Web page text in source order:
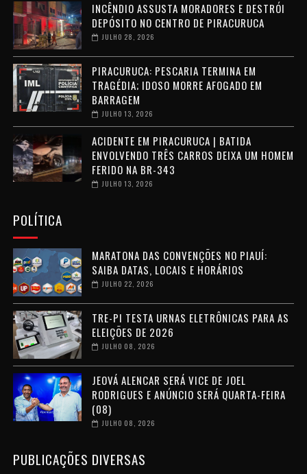
INCÊNDIO ASSUSTA MORADORES E DESTRÓI
DEPÓSITO NO CENTRO DE PIRACURUCA
JULHO 28, 2026
PIRACURUCA: PESCARIA TERMINA EM
TRAGÉDIA; IDOSO MORRE AFOGADO EM
BARRAGEM
JULHO 13, 2026
ACIDENTE EM PIRACURUCA | BATIDA
ENVOLVENDO TRÊS CARROS DEIXA UM HOMEM
FERIDO NA BR-343
JULHO 13, 2026
POLÍTICA
MARATONA DAS CONVENÇÕES NO PIAUÍ:
SAIBA DATAS, LOCAIS E HORÁRIOS
JULHO 22, 2026
TRE-PI TESTA URNAS ELETRÔNICAS PARA AS
ELEIÇÕES DE 2026
JULHO 08, 2026
JEOVÁ ALENCAR SERÁ VICE DE JOEL
RODRIGUES E ANÚNCIO SERÁ QUARTA-FEIRA
(08)
JULHO 08, 2026
PUBLICAÇÕES DIVERSAS